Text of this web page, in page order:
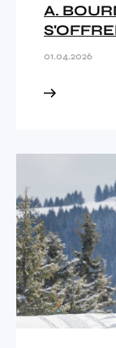
A.
01.04.2026